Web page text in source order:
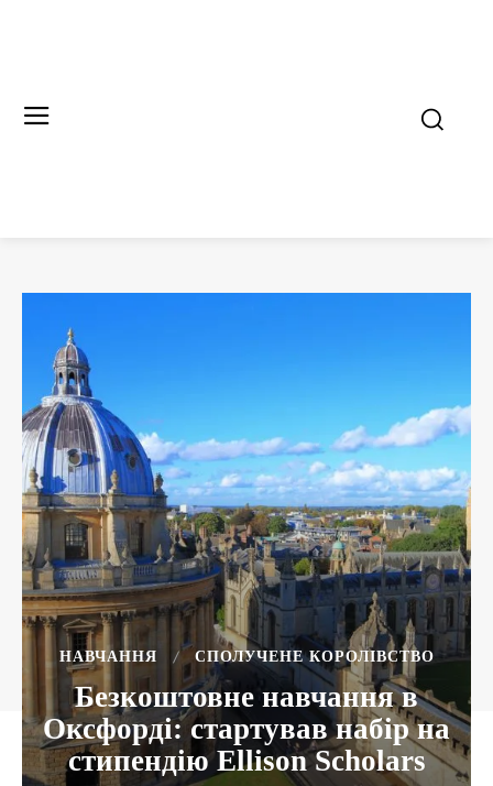
НАВЧАННЯ СПОЛУЧЕНЕ КОРОЛІВСТВО
Безкоштовне навчання в
Оксфорді: стартував набір на
стипендію Ellison Scholars